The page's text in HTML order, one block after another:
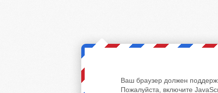
Ваш браузер должен
Пожалуйста, включите